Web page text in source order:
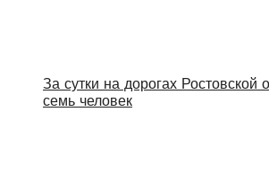
За сутки на дорогах Ростовской
семь человек